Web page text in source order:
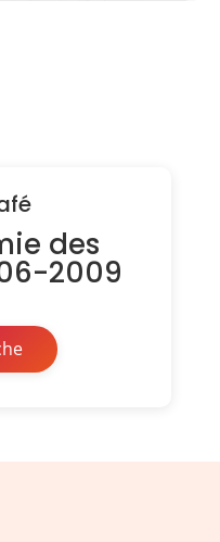
des
2009